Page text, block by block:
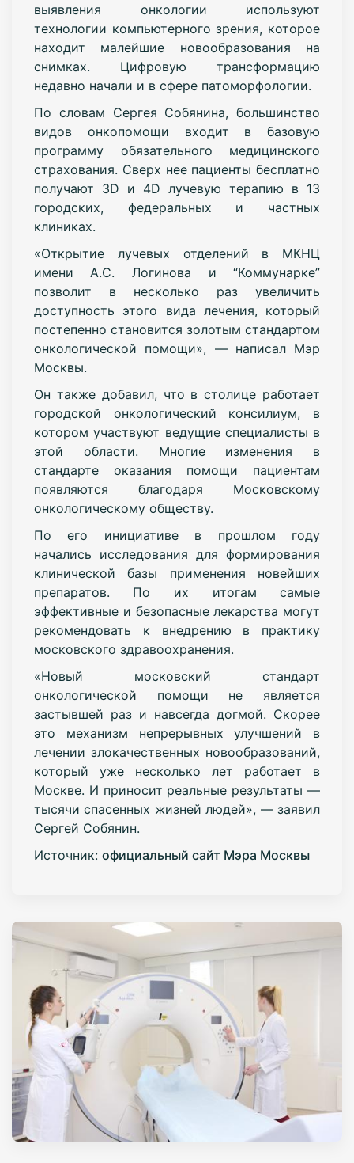
выявления онкологии используют
технологии компьютерного зрения, которое
находит малейшие новообразования на
снимках. Цифровую трансформацию
недавно начали и в сфере патоморфологии.
По словам Сергея Собянина, большинство
видов онкопомощи входит в базовую
программу обязательного медицинского
страхования. Сверх нее пациенты бесплатно
получают 3D и 4D лучевую терапию в 13
городских, федеральных и частных
клиниках.
«Открытие лучевых отделений в МКНЦ
имени А.С. Логинова и “Коммунарке”
позволит в несколько раз увеличить
доступность этого вида лечения, который
постепенно становится золотым стандартом
онкологической помощи», — написал Мэр
Москвы.
Он также добавил, что в столице работает
городской онкологический консилиум, в
котором участвуют ведущие специалисты в
этой области. Многие изменения в
стандарте оказания помощи пациентам
появляются благодаря Московскому
онкологическому обществу.
По его инициативе в прошлом году
начались исследования для формирования
клинической базы применения новейших
препаратов. По их итогам самые
эффективные и безопасные лекарства могут
рекомендовать к внедрению в практику
московского здравоохранения.
«Новый московский стандарт
онкологической помощи не является
застывшей раз и навсегда догмой. Скорее
это механизм непрерывных улучшений в
лечении злокачественных новообразований,
который уже несколько лет работает в
Москве. И приносит реальные результаты —
тысячи спасенных жизней людей», — заявил
Сергей Собянин.
Источник: официальный сайт Мэра Москвы